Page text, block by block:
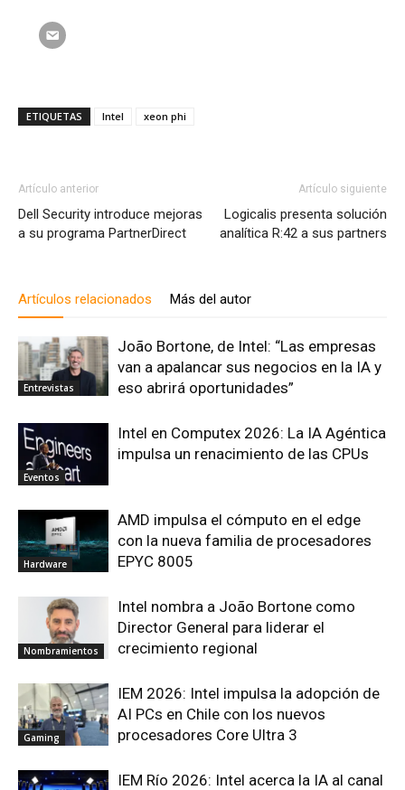
ETIQUETAS Intel xeon phi
Artículo anterior
Dell Security introduce mejoras
a su programa PartnerDirect
Artículo siguiente
Logicalis presenta solución
analítica R:42 a sus partners
Artículos relacionados Más del autor
Entrevistas
João Bortone, de Intel: “Las empresas
van a apalancar sus negocios en la IA y
eso abrirá oportunidades”
Eventos
Intel en Computex 2026: La IA Agéntica
impulsa un renacimiento de las CPUs
Hardware
AMD impulsa el cómputo en el edge
con la nueva familia de procesadores
EPYC 8005
Nombramientos
Intel nombra a João Bortone como
Director General para liderar el
crecimiento regional
Gaming
IEM 2026: Intel impulsa la adopción de
AI PCs en Chile con los nuevos
procesadores Core Ultra 3
IEM Río 2026: Intel acerca la IA al canal